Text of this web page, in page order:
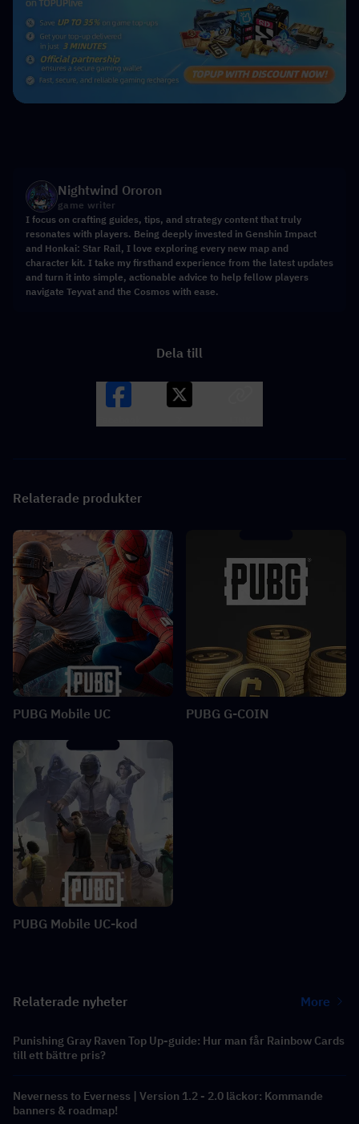
Nightwind Ororon
game writer
I focus on crafting guides, tips, and strategy content that truly
resonates with players. Being deeply invested in Genshin Impact
and Honkai: Star Rail, I love exploring every new map and
character kit. I take my firsthand experience from the latest updates
and turn it into simple, actionable advice to help fellow players
navigate Teyvat and the Cosmos with ease.
Dela till
Relaterade produkter
PUBG Mobile UC PUBG G-COIN
PUBG Mobile UC-kod
Relaterade nyheter More
Punishing Gray Raven Top Up-guide: Hur man får Rainbow Cards
till ett bättre pris?
Neverness to Everness | Version 1.2 - 2.0 läckor: Kommande
banners & roadmap!